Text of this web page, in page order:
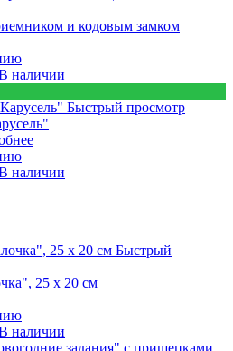
и кодовым замком
наличии
Быстрый просмотр
наличии
Быстрый
25 х 20 см
наличии